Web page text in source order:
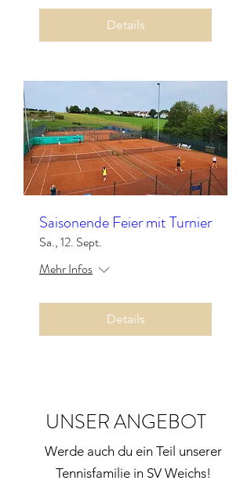
Details
Saisonende Feier mit Turnier
Sa., 12. Sept.
Mehr Infos
Details
UNSER ANGEBOT
Werde auch du ein Teil unserer
Tennisfamilie in SV Weichs!